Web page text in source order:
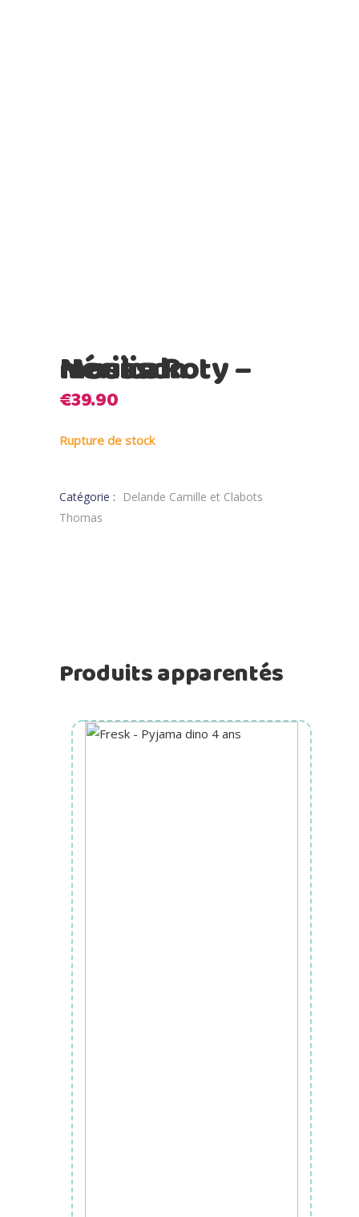
Moulin Roty – Hérisson musical
€39.90
Rupture de stock
Catégorie :
Delande Camille et Clabots
Thomas
Produits apparentés